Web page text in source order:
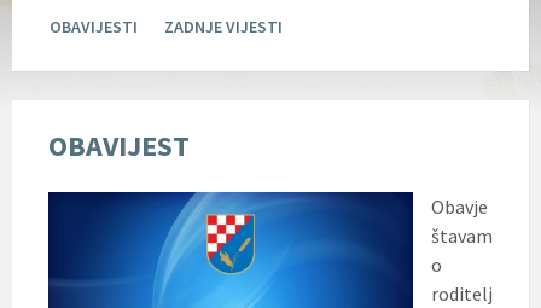
OBAVIJESTI
ZADNJE VIJESTI
OBAVIJEST
Obavje
štavam
o
roditelj